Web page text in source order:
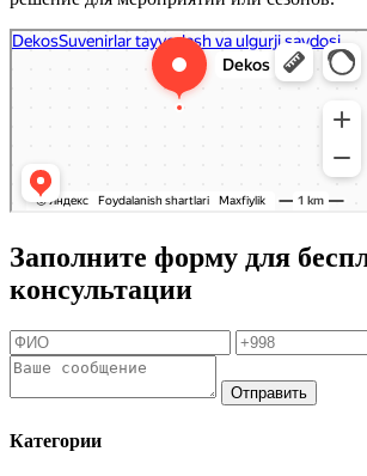
Заполните форму для
консультации
Отправить
Категории